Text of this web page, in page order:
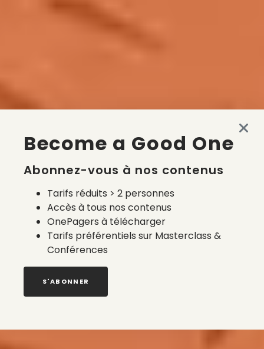
Become a Good One
Abonnez-vous à nos contenus
Tarifs réduits > 2 personnes
Accès à tous nos contenus
OnePagers à télécharger
Tarifs préférentiels sur Masterclass &
Conférences
S'ABONNER